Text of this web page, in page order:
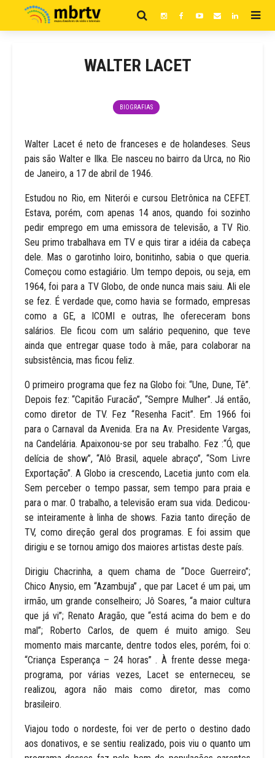
WALTER LACET
BIOGRAFIAS
Walter Lacet é neto de franceses e de holandeses. Seus
pais são Walter e Ilka. Ele nasceu no bairro da Urca, no Rio
de Janeiro, a 17 de abril de 1946.
Estudou no Rio, em Niterói e cursou Eletrônica na CEFET.
Estava, porém, com apenas 14 anos, quando foi sozinho
pedir emprego em uma emissora de televisão, a TV Rio.
Seu primo trabalhava em TV e quis tirar a idéia da cabeça
dele. Mas o garotinho loiro, bonitinho, sabia o que queria.
Começou como estagiário. Um tempo depois, ou seja, em
1964, foi para a TV Globo, de onde nunca mais saiu. Ali ele
se fez. É verdade que, como havia se formado, empresas
como a GE, a ICOMI e outras, lhe ofereceram bons
salários. Ele ficou com um salário pequenino, que teve
ainda que entregar quase todo à mãe, para colaborar na
subsistência, mas ficou feliz.
O primeiro programa que fez na Globo foi: “Une, Dune, Tê”.
Depois fez: “Capitão Furacão”, “Sempre Mulher”. Já então,
como diretor de TV. Fez “Resenha Facit”. Em 1966 foi
para o Carnaval da Avenida. Era na Av. Presidente Vargas,
na Candelária. Apaixonou-se por seu trabalho. Fez :“Ó, que
delícia de show”, “Alô Brasil, aquele abraço”, “Som Livre
Exportação”. A Globo ia crescendo, Lacetia junto com ela.
Sem perceber o tempo passar, sem tempo para praia e
para o mar. O trabalho, a televisão eram sua vida. Dedicou-
se inteiramente à linha de shows. Fazia tanto direção de
TV, como direção geral dos programas. E foi assim que
dirigiu e se tornou amigo dos maiores artistas deste país.
Dirigiu Chacrinha, a quem chama de “Doce Guerreiro”;
Chico Anysio, em “Azambuja” , que par Lacet é um pai, um
irmão, um grande conselheiro; Jô Soares, “a maior cultura
que já vi”; Renato Aragão, que “está acima do bem e do
mal”; Roberto Carlos, de quem é muito amigo. Seu
momento mais marcante, dentre todos eles, porém, foi o:
“Criança Esperança – 24 horas” . À frente desse mega-
programa, por várias vezes, Lacet se enterneceu, se
realizou, agora não mais como diretor, mas como
brasileiro.
Viajou todo o nordeste, foi ver de perto o destino dado
aos donativos, e se sentiu realizado, pois viu o quanto um